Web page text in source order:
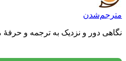
مترجم‌شدن
نگاهی دور و نزدیک به ترجمه و